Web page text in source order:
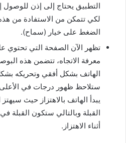
التطبيق يحتاج إلى إذن للوصول
لكي تتمكن من الاستفادة من
الضغط على خيار (سماح).
تظهر الآن الصفحة التي تحتوي
معرفة الاتجاه، تتضمن هذه
الهاتف بشكل أفقي وتحريكه
ستلاحظ ظهور درجات في
يبدأ الهاتف بالاهتزاز حيث
القبلة وبالتالي ستكون القبلة
أثناء الاهتزاز.